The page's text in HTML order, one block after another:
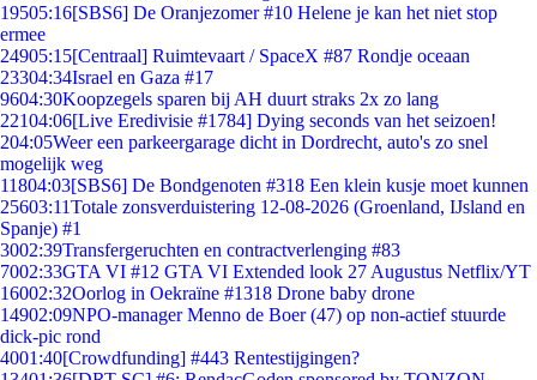
19505:16[SBS6] De Oranjezomer #10 Helene je kan het niet stop
ermee
24905:15[Centraal] Ruimtevaart / SpaceX #87 Rondje oceaan
23304:34Israel en Gaza #17
9604:30Koopzegels sparen bij AH duurt straks 2x zo lang
22104:06[Live Eredivisie #1784] Dying seconds van het seizoen!
204:05Weer een parkeergarage dicht in Dordrecht, auto's zo snel
mogelijk weg
11804:03[SBS6] De Bondgenoten #318 Een klein kusje moet kunnen
25603:11Totale zonsverduistering 12-08-2026 (Groenland, IJsland en
Spanje) #1
3002:39Transfergeruchten en contractverlenging #83
7002:33GTA VI #12 GTA VI Extended look 27 Augustus Netflix/YT
16002:32Oorlog in Oekraïne #1318 Drone baby drone
14902:09NPO-manager Menno de Boer (47) op non-actief stuurde
dick-pic rond
4001:40[Crowdfunding] #443 Rentestijgingen?